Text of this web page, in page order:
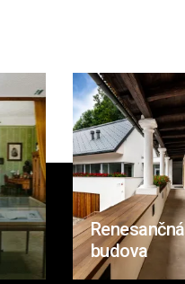
Renesančná
budova